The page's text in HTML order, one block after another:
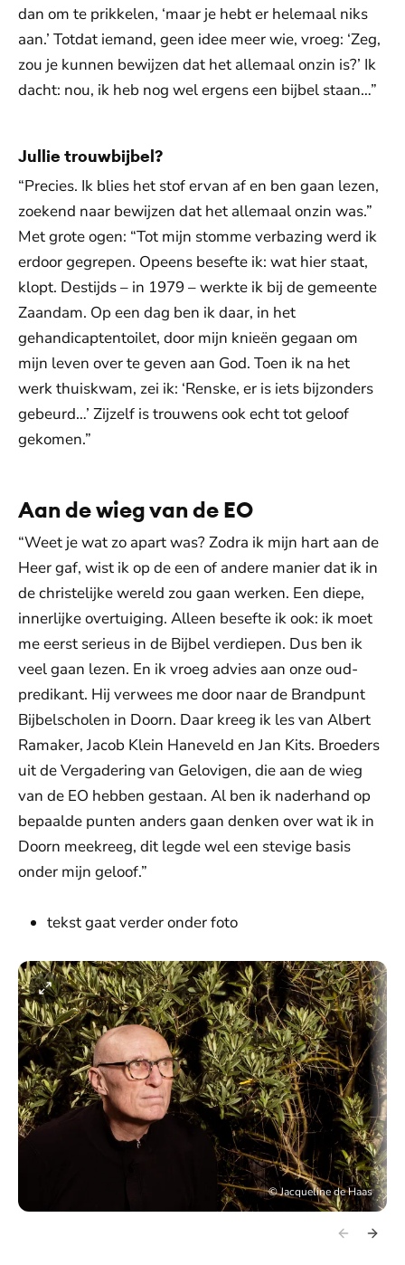
dan om te prikkelen, ‘maar je hebt er helemaal niks
aan.’ Totdat iemand, geen idee meer wie, vroeg: ‘Zeg,
zou je kunnen bewijzen dat het allemaal onzin is?’ Ik
dacht: nou, ik heb nog wel ergens een bijbel staan…”
Jullie trouwbijbel?
“Precies. Ik blies het stof ervan af en ben gaan lezen,
zoekend naar bewijzen dat het allemaal onzin was.”
Met grote ogen: “Tot mijn stomme verbazing werd ik
erdoor gegrepen. Opeens besefte ik: wat hier staat,
klopt. Destijds – in 1979 – werkte ik bij de gemeente
Zaandam. Op een dag ben ik daar, in het
gehandicaptentoilet, door mijn knieën gegaan om
mijn leven over te geven aan God. Toen ik na het
werk thuiskwam, zei ik: ‘Renske, er is iets bijzonders
gebeurd…’ Zijzelf is trouwens ook echt tot geloof
gekomen.”
Aan de wieg van de EO
“Weet je wat zo apart was? Zodra ik mijn hart aan de
Heer gaf, wist ik op de een of andere manier dat ik in
de christelijke wereld zou gaan werken. Een diepe,
innerlijke overtuiging. Alleen besefte ik ook: ik moet
me eerst serieus in de Bijbel verdiepen. Dus ben ik
veel gaan lezen. En ik vroeg advies aan onze oud-
predikant. Hij verwees me door naar de Brandpunt
Bijbelscholen in Doorn. Daar kreeg ik les van Albert
Ramaker, Jacob Klein Haneveld en Jan Kits. Broeders
uit de Vergadering van Gelovigen, die aan de wieg
van de EO hebben gestaan. Al ben ik naderhand op
bepaalde punten anders gaan denken over wat ik in
Doorn meekreeg, dit legde wel een stevige basis
onder mijn geloof.”
tekst gaat verder onder foto
©Jacqueline de Haas